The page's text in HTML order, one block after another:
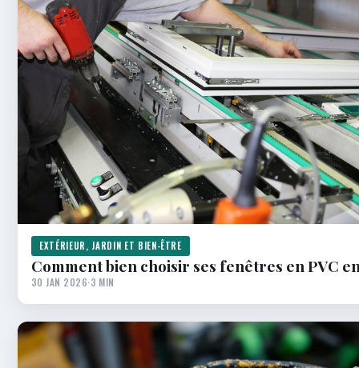
EXTÉRIEUR, JARDIN ET BIEN-ÊTRE
Comment bien choisir ses fenêtres en PVC en
30 JAN 2026·3 MIN